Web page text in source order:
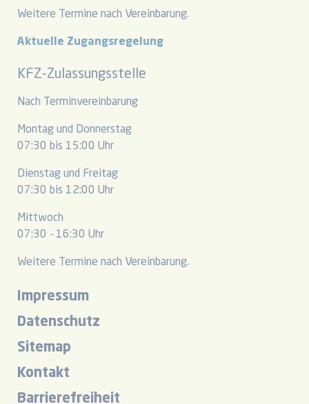
Weitere Termine nach Vereinbarung.
Aktuelle Zugangsregelung
KFZ-Zulassungsstelle
Nach Terminvereinbarung
Montag und Donnerstag
07:30 bis 15:00 Uhr
Dienstag und Freitag
07:30 bis 12:00 Uhr
Mittwoch
07:30 - 16:30 Uhr
Weitere Termine nach Vereinbarung.
Impressum
Datenschutz
Sitemap
Kontakt
Barrierefreiheit